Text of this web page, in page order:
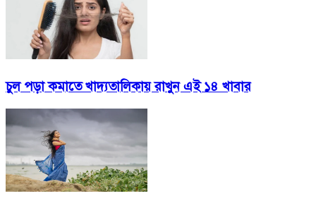
চুল পড়া কমাতে খাদ্যতালিকায় রাখুন এই ১৪ খাবার